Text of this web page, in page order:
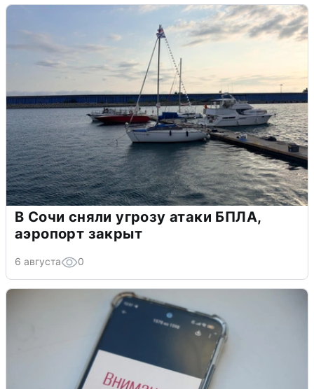
В Сочи сняли угрозу атаки БПЛА,
аэропорт закрыт
6 августа 0